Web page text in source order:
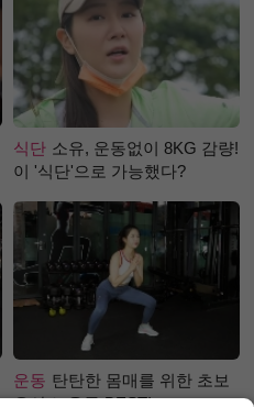
식단 소유, 운동없이 8KG 감량!
이 '식단'으로 가능했다?
운동 탄탄한 몸매를 위한 초보
유산소 운동 BEST!